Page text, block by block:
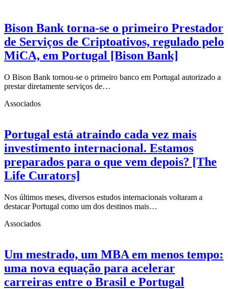
Bison Bank torna-se o primeiro Prestador
de Serviços de Criptoativos, regulado pelo
MiCA, em Portugal [Bison Bank]
O Bison Bank tornou-se o primeiro banco em Portugal autorizado a
prestar diretamente serviços de…
Associados
Portugal está atraindo cada vez mais
investimento internacional. Estamos
preparados para o que vem depois? [The
Life Curators]
Nos últimos meses, diversos estudos internacionais voltaram a
destacar Portugal como um dos destinos mais…
Associados
Um mestrado, um MBA em menos tempo:
uma nova equação para acelerar
carreiras entre o Brasil e Portugal